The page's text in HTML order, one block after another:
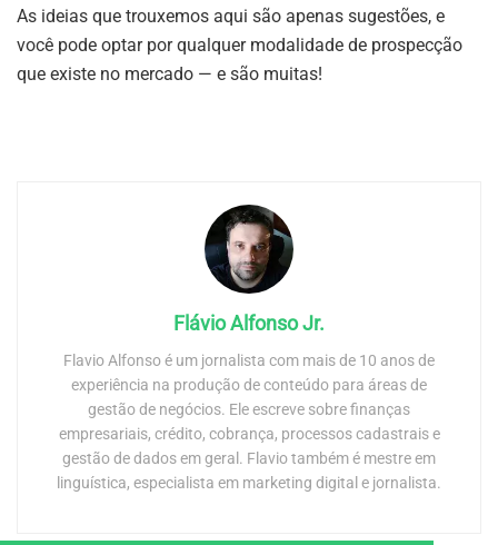
As ideias que trouxemos aqui são apenas sugestões, e
você pode optar por qualquer modalidade de prospecção
que existe no mercado — e são muitas!
Flávio Alfonso Jr.
Flavio Alfonso é um jornalista com mais de 10 anos de
experiência na produção de conteúdo para áreas de
gestão de negócios. Ele escreve sobre finanças
empresariais, crédito, cobrança, processos cadastrais e
gestão de dados em geral. Flavio também é mestre em
linguística, especialista em marketing digital e jornalista.